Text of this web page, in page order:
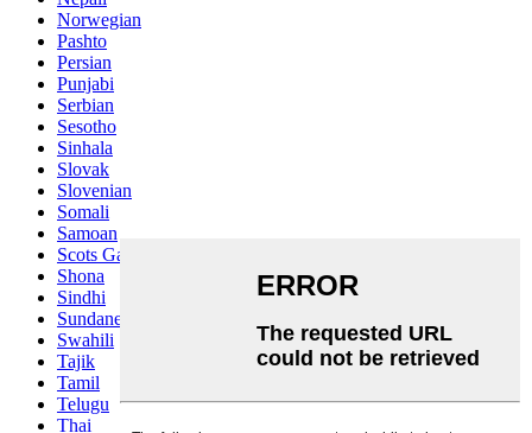
Norwegian
Pashto
Persian
Punjabi
Serbian
Sesotho
Sinhala
Slovak
Slovenian
Somali
Samoan
Scots Gaelic
Shona
Sindhi
Sundanese
Swahili
Tajik
Tamil
Telugu
Thai